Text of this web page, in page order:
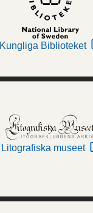
Kungliga Biblioteket
Litografiska museet